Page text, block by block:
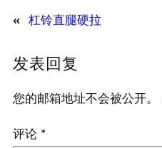
« 杠铃直腿硬拉
发表回复
您的邮箱地址不会被公开。
评论 *